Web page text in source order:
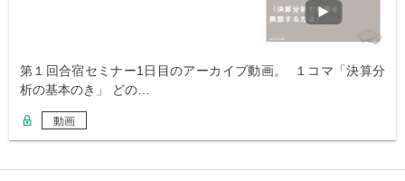
第１回合宿セミナー1日目のアーカイブ動画。 １コマ「決算分
析の基本のき」 どの…
動画